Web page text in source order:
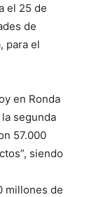
el 25 de
de
para el
en Ronda
segunda
57.000
siendo
millones de